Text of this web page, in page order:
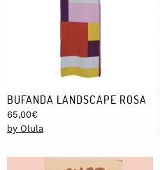
BUFANDA LANDSCAPE ROSA
65,00€
by Olula